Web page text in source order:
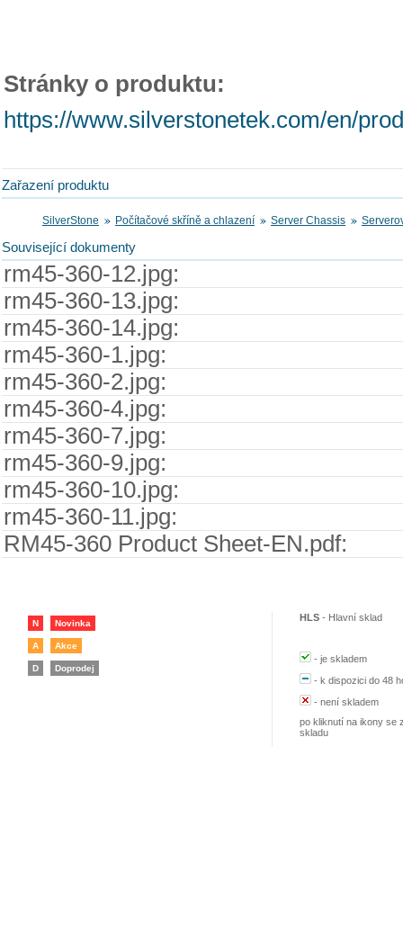
Stránky o produktu:
https://www.silverstonetek.com/en/
Zařazení produktu
SilverStone Počítačové skříně a chlazení Server Chassis
Související dokumenty
rm45-360-12.jpg:
rm45-360-13.jpg:
rm45-360-14.jpg:
rm45-360-1.jpg:
rm45-360-2.jpg:
rm45-360-4.jpg:
rm45-360-7.jpg:
rm45-360-9.jpg:
rm45-360-10.jpg:
rm45-360-11.jpg:
RM45-360 Product Sheet-EN.pdf:
N Novinka
A Akce
D Doprodej
HLS - Hlavní sklad
-je skladem
-k dispozici do 48
-není skladem
po kliknutí na ikony se
skladu